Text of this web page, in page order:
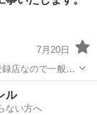
7月20日
分電盤交換 九州
き リーズナブ
ル
ない方へ